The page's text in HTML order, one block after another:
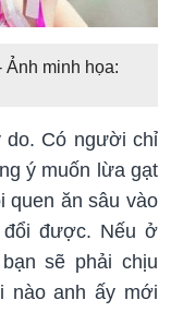
minh họa:
do. Có người chỉ
ý muốn lừa gạt
quen ăn sâu vào
đổi được. Nếu ở
sẽ phải chịu
nào anh ấy mới